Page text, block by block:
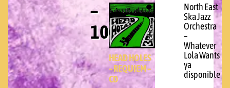
–
10/04/2026
HEAD HOLES
– REQUIEM –
CD
North East
Ska Jazz
Orchestra
–
Whatever
Lola Wants
ya
disponible